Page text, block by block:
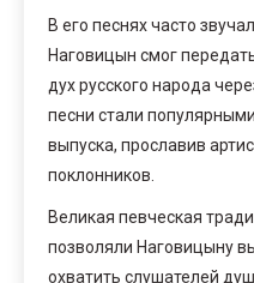
В его песнях часто
Наговицын смог
дух русского народа
песни стали
выпуска, прославив
поклонников.
Великая певческая
позволяли Наговицыну
охватить слушателей